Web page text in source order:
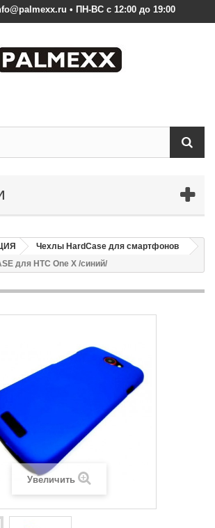
• ПН-ВС с 12:00 до 19:00
Чехлы HardCase для смартфонов
для HTC One X /синий/
Увеличить